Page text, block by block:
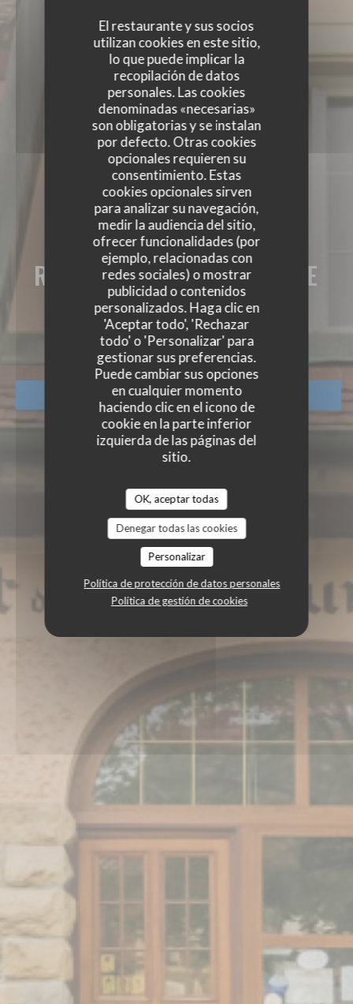
El restaurante y sus socios
utilizan cookies en este sitio,
lo que puede implicar la
recopilación de datos
personales. Las cookies
denominadas «necesarias»
son obligatorias y se instalan
por defecto. Otras cookies
opcionales requieren su
consentimiento. Estas
cookies opcionales sirven
para analizar su navegación,
medir la audiencia del sitio,
ofrecer funcionalidades (por
ejemplo, relacionadas con
redes sociales) o mostrar
publicidad o contenidos
personalizados. Haga clic en
'Aceptar todo', 'Rechazar
todo' o 'Personalizar' para
gestionar sus preferencias.
Puede cambiar sus opciones
en cualquier momento
haciendo clic en el icono de
cookie en la parte inferior
izquierda de las páginas del
sitio.
OK, aceptar todas
Denegar todas las cookies
Personalizar
Política de protección de datos personales
Política de gestión de cookies
RESTAURANT DE LA GARE
MUNZENBERGER
RESTAURANT DE LA GARE
RESTAURANTE|HIRTZBACH
RESERVAR UNA MESA